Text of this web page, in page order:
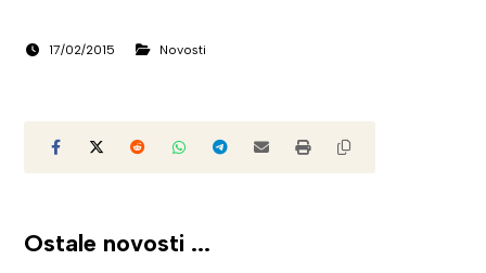
17/02/2015 Novosti
Ostale novosti ...